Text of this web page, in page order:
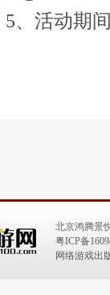
活动期间
北京鸿腾景
粤ICP备
网络游戏出